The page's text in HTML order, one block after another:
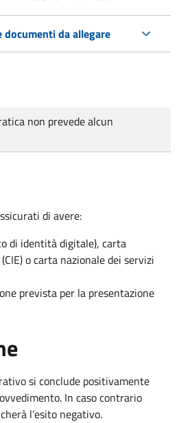
da allegare
non prevede alcun
di avere:
di identità digitale), carta
o carta nazionale dei servizi
prevista per la presentazione
si conclude positivamente
In caso contrario
l’esito negativo.